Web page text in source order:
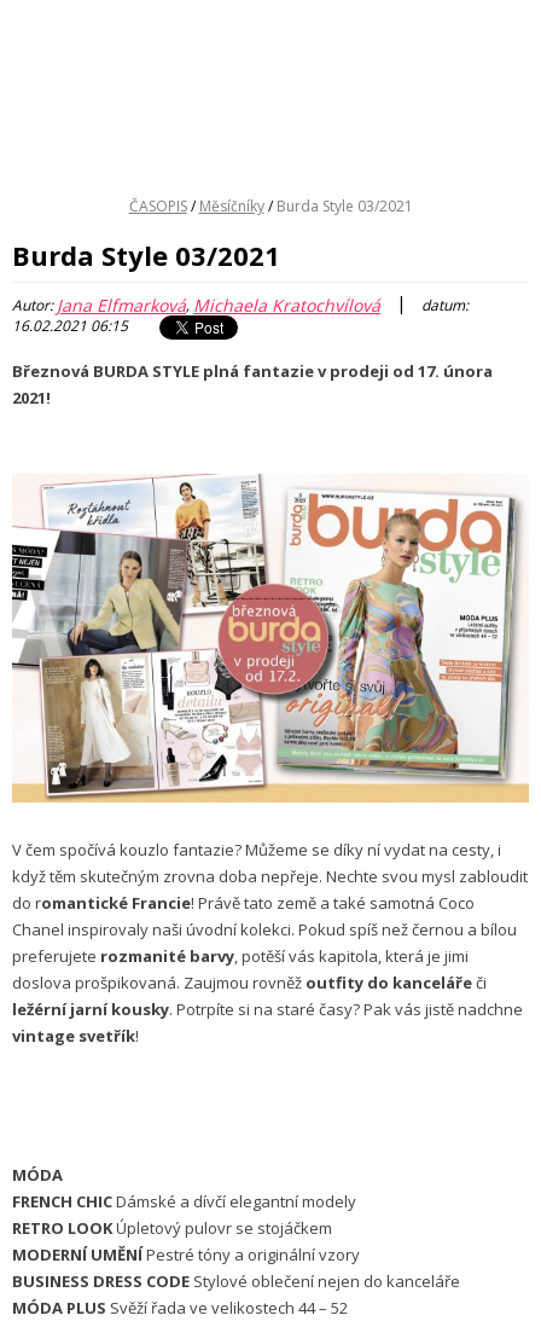
ČASOPIS / Měsíčníky / Burda Style 03/2021
Burda Style 03/2021
Autor:Jana Elfmarková, Michaela Kratochvílová |
datum:
16.02.2021 06:15
Březnová BURDA STYLE plná fantazie v prodeji od 17. února
2021!
V čem spočívá kouzlo fantazie? Můžeme se díky ní vydat na cesty, i
když těm skutečným zrovna doba nepřeje. Nechte svou mysl zabloudit
do romantické Francie! Právě tato země a také samotná Coco
Chanel inspirovaly naši úvodní kolekci. Pokud spíš než černou a bílou
preferujete rozmanité barvy, potěší vás kapitola, která je jimi
doslova prošpikovaná. Zaujmou rovněž outfity do kancelářeči
ležérní jarní kousky. Potrpíte si na staré časy? Pak vás jistě nadchne
vintage svetřík!
MÓDA
FRENCH CHICDámské a dívčí elegantní modely
RETRO LOOKÚpletový pulovr se stojáčkem
MODERNÍ UMĚNÍPestré tóny a originální vzory
BUSINESS DRESS CODE Stylové oblečení nejen do kanceláře
MÓDA PLUS Svěží řada ve velikostech 44 – 52